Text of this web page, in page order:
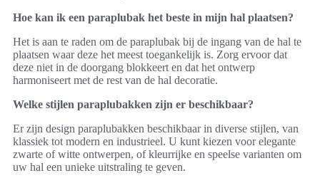
Hoe kan ik een paraplubak het beste in mijn hal plaatsen?
Het is aan te raden om de paraplubak bij de ingang van de hal te
plaatsen waar deze het meest toegankelijk is. Zorg ervoor dat
deze niet in de doorgang blokkeert en dat het ontwerp
harmoniseert met de rest van de hal decoratie.
Welke stijlen paraplubakken zijn er beschikbaar?
Er zijn design paraplubakken beschikbaar in diverse stijlen, van
klassiek tot modern en industrieel. U kunt kiezen voor elegante
zwarte of witte ontwerpen, of kleurrijke en speelse varianten om
uw hal een unieke uitstraling te geven.